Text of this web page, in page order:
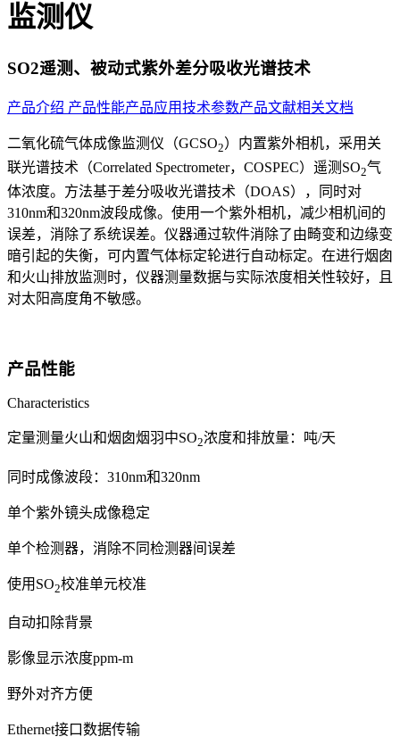
监测仪
SO2遥测、被动式紫外差分吸收光谱技术
产品介绍 产品性能产品应用技术参数产品文献相关文档
二氧化硫气体成像监测仪（GCSO2）内置紫外相机，采用关
联光谱技术（Correlated Spectrometer，COSPEC）遥测SO2气
体浓度。方法基于差分吸收光谱技术（DOAS），同时对
310nm和320nm波段成像。使用一个紫外相机，减少相机间的
误差，消除了系统误差。仪器通过软件消除了由畸变和边缘变
暗引起的失衡，可内置气体标定轮进行自动标定。在进行烟囱
和火山排放监测时，仪器测量数据与实际浓度相关性较好，且
对太阳高度角不敏感。
产品性能
Characteristics
定量测量火山和烟囱烟羽中SO2浓度和排放量：吨/天
同时成像波段：310nm和320nm
单个紫外镜头成像稳定
单个检测器，消除不同检测器间误差
使用SO2校准单元校准
自动扣除背景
影像显示浓度ppm-m
野外对齐方便
Ethernet接口数据传输